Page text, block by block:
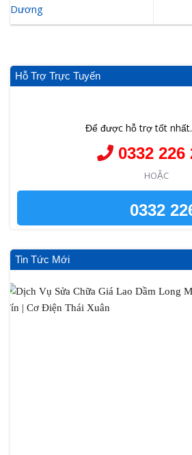
Dương
Hỗ Trợ Trực Tuyến
Để được hỗ trợ tốt
0332 226
HOẶC
0332
Tin Tức Mới